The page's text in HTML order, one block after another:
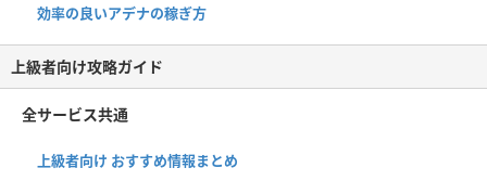
効率の良いアデナの稼ぎ方
上級者向け攻略ガイド
全サービス共通
上級者向け おすすめ情報まとめ